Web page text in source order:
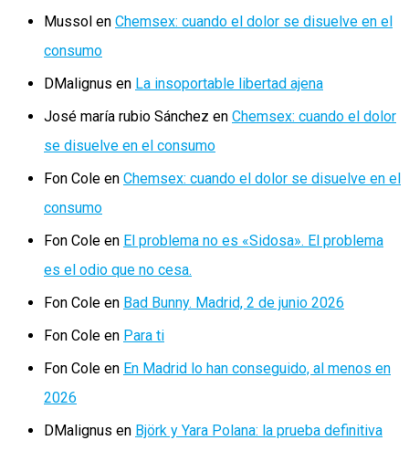
Mussol en Chemsex: cuando el dolor se disuelve en el
consumo
DMalignus en La insoportable libertad ajena
José maría rubio Sánchez en Chemsex: cuando el dolor
se disuelve en el consumo
Fon Cole en Chemsex: cuando el dolor se disuelve en el
consumo
Fon Cole en El problema no es «Sidosa». El problema
es el odio que no cesa.
Fon Cole en Bad Bunny. Madrid, 2 de junio 2026
Fon Cole en Para ti
Fon Cole en En Madrid lo han conseguido, al menos en
2026
DMalignus en Björk y Yara Polana: la prueba definitiva